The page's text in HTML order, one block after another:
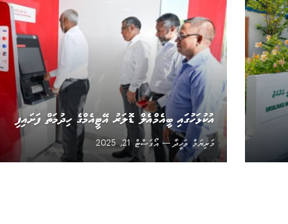
އުކުޅަހުގައި ބީއެމްއެލް ޑޮލަރު އޭޓީއެމްގެ ހިދުމަތް ފަށައިފި
މަރިޔަމް ވަހީދާ
އޯގަސްޓް 21, 2025